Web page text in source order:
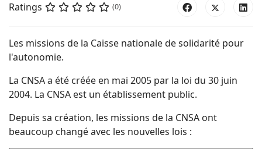
Ratings (0)
Les missions de la Caisse nationale de solidarité pour
l'autonomie.
La CNSA a été créée en mai 2005 par la loi du 30 juin
2004. La CNSA est un établissement public.
Depuis sa création, les missions de la CNSA ont
beaucoup changé avec les nouvelles lois :